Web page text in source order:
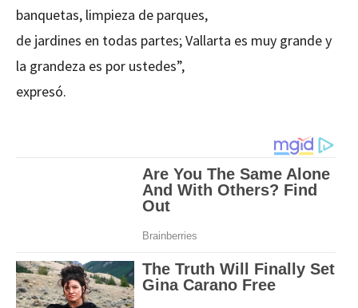
banquetas, limpieza de parques,
de jardines en todas partes; Vallarta es muy grande y
la grandeza es por ustedes”,
expresó.